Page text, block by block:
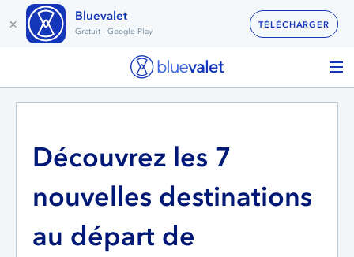
Découvrez les 7
nouvelles destinations
au départ de
× Bluevalet
Gratuit - Google Play
TÉLÉCHARGER